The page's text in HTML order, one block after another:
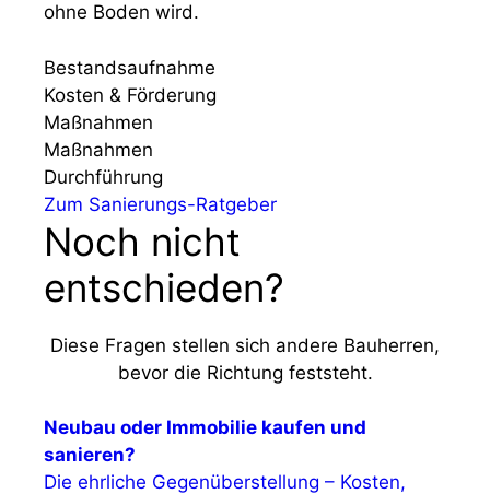
ohne Boden wird.
Bestandsaufnahme
Kosten & Förderung
Maßnahmen
Maßnahmen
Durchführung
Zum Sanierungs-Ratgeber
Noch nicht
entschieden?
Diese Fragen stellen sich andere Bauherren,
bevor die Richtung feststeht.
Neubau oder Immobilie kaufen und
sanieren?
Die ehrliche Gegenüberstellung – Kosten,